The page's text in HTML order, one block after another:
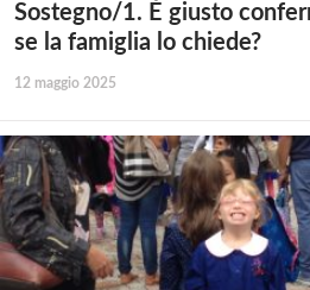
Sostegno/1. È giusto
se la famiglia lo chiede?
12 maggio 2025